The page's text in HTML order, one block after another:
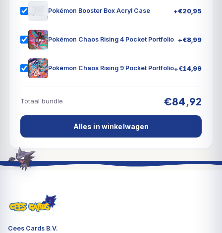
Pokémon Booster Box Acryl Case +€20,95
Pokémon Chaos Rising 4 Pocket Portfolio +€8,99
Pokémon Chaos Rising 9 Pocket Portfolio+€14,99
Totaal bundle €84,92
Alles in winkelwagen
Cees Cards B.V.